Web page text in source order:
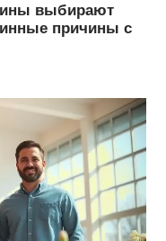
выбирают
причины с